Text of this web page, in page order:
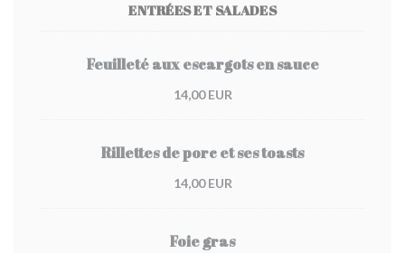
ENTRÉES ET SALADES
Feuilleté aux escargots en sauce
14,00 EUR
Rillettes de porc et ses toasts
14,00 EUR
Foie gras